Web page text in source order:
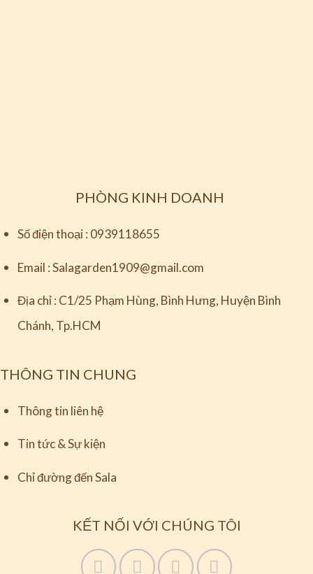
PHÒNG KINH DOANH
Số điện thoại : 0939118655
Email :Salagarden1909@gmail.com
Địa chỉ : C1/25 Phạm Hùng, Bình Hưng, Huyện Bình
Chánh, Tp.HCM
THÔNG TIN CHUNG
Thông tin liên hệ
Tin tức & Sự kiện
Chỉ đường đến Sala
KẾT NỐI VỚI CHÚNG TÔI